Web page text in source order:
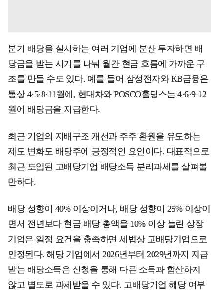
분기 배당을 실시하는 여러 기업에 분산 투자하면 배
당금을 받는 시기를 나눠 월간 현금 흐름에 가까운 구
조를 만들 수도 있다. 예를 들어 삼성전자와 KB금융은
통상 4·5·8·11월에, 현대차와 POSCO홀딩스는 4·6·9·12
월에 배당금을 지급한다.
최근 기업의 지배구조 개선과 주주 환원을 유도하는
제도 변화도 배당주에 긍정적인 요인이다. 대표적으로
최근 도입된 고배당기업 배당소득 분리과세를 살펴볼
만하다.
배당 성향이 40% 이상이거나, 배당 성향이 25% 이상이
면서 전년보다 현금 배당 총액을 10% 이상 늘린 상장
기업은 일정 요건을 충족하면 세법상 고배당기업으로
인정된다. 해당 기업에서 2026년부터 2029년까지 지급
받는 배당소득은 신청을 통해 다른 소득과 합산하지
않고 별도로 과세받을 수 있다. 고배당기업 해당 여부